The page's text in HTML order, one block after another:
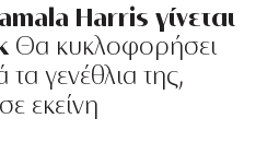
Harris γίνεται
Θα κυκλοφορήσει
γενέθλια της,
εκείνη